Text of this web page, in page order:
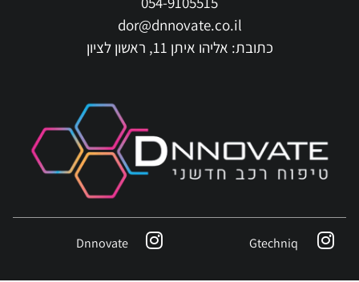
dor@dnnovate.co.il
כתובת: אליהו איתן 11, ראשון לציון
Gtechniq
Dnnovate